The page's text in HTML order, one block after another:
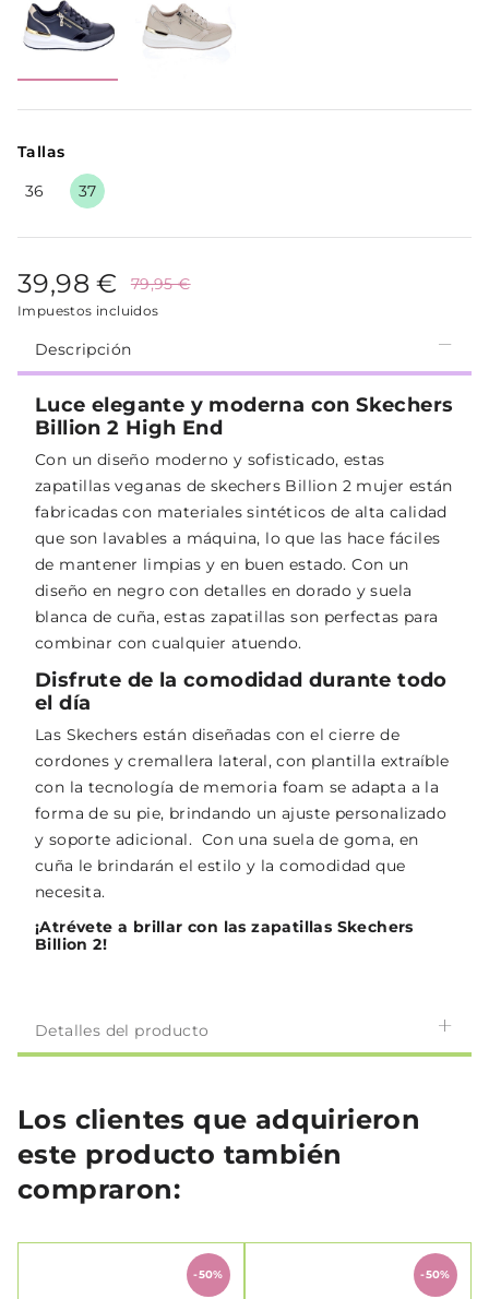
Tallas
36
37
39,98 € 79,95 €
Impuestos incluidos
Descripción
Luce elegante y moderna con Skechers
Billion 2 High End
Con un diseño moderno y sofisticado, estas
zapatillas veganas de skechers Billion 2 mujer están
fabricadas con materiales sintéticos de alta calidad
que son lavables a máquina, lo que las hace fáciles
de mantener limpias y en buen estado. Con un
diseño en negro con detalles en dorado y suela
blanca de cuña, estas zapatillas son perfectas para
combinar con cualquier atuendo.
Disfrute de la comodidad durante todo
el día
Las Skechers están diseñadas con el cierre de
cordones y cremallera lateral, con plantilla extraíble
con la tecnología de memoria foam se adapta a la
forma de su pie, brindando un ajuste personalizado
y soporte adicional. Con una suela de goma, en
cuña le brindarán el estilo y la comodidad que
necesita.
¡Atrévete a brillar con las zapatillas Skechers
Billion 2!
Detalles del producto
Los clientes que adquirieron
este producto también
compraron:
-50% -50%